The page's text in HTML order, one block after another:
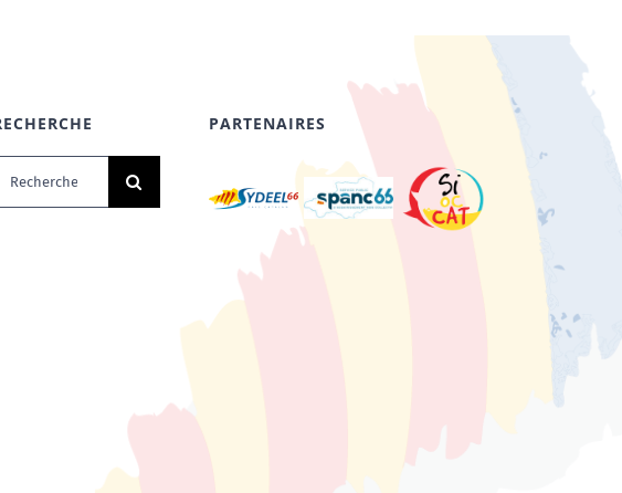
Rechercher:
PARTENAIRES